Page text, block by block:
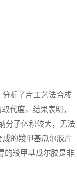
分析了片工艺法合成
代度。结果表明，
分子体积较大，无法
的羧甲基瓜尔胶片
的羧甲基瓜尔胶是非